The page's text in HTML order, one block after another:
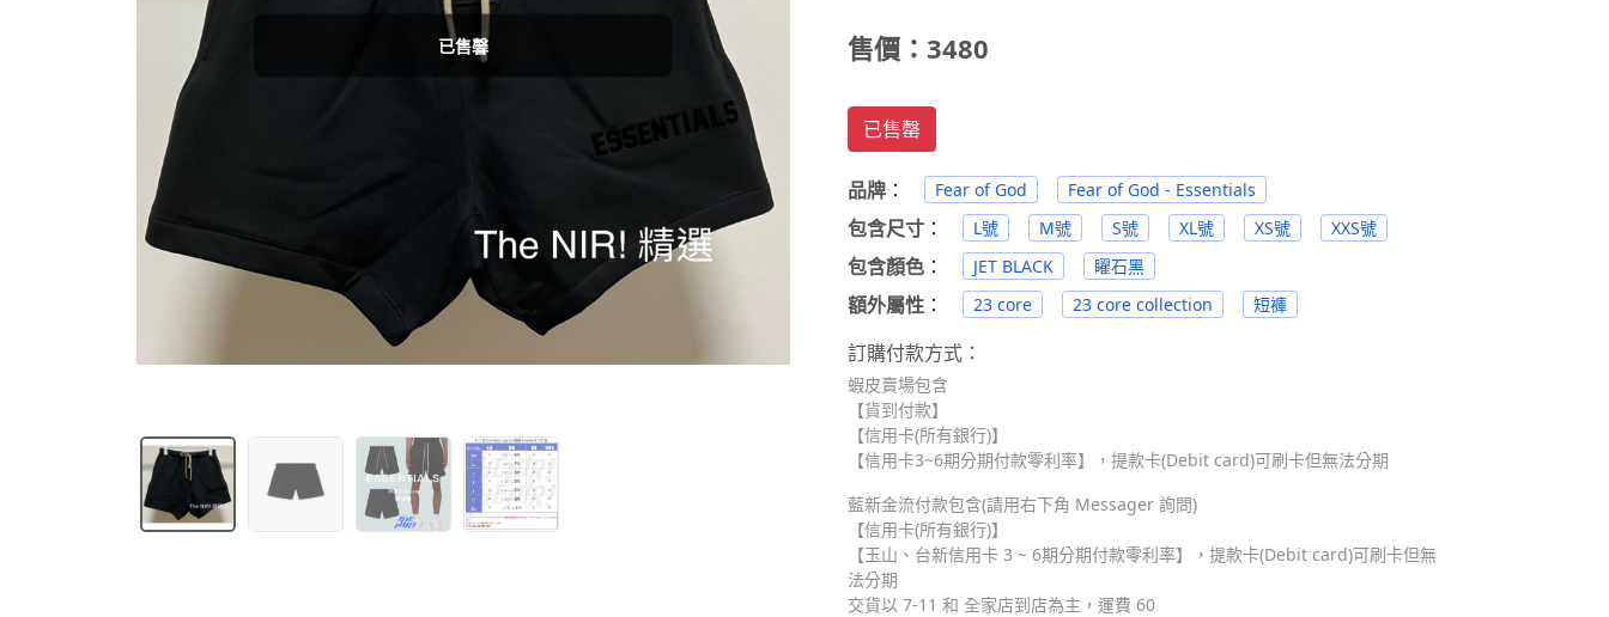
已售馨 售價：3480
已售罄
品牌 ： Fear of God Fear of God - Essentials
包含尺寸 ： L號 M號 S號 XL號 XS號 XXS號
包含顏色 ： JET BLACK 矅石黑
額外屬性 ： 23 core 23 core collection 短褲
訂購付款方式：
蝦皮賣場包含
【貨到付款】
【信用卡(所有銀行)】
【信用卡3~6期分期付款零利率】，提款卡(Debit card)可刷卡但無法分期
藍新金流付款包含(請用右下角 Messager 詢問)
【信用卡(所有銀行)】
【玉山、台新信用卡 3 ~ 6期分期付款零利率】，提款卡(Debit card)可刷卡但無
法分期
交貨以 7-11 和 全家店到店為主，運費 60